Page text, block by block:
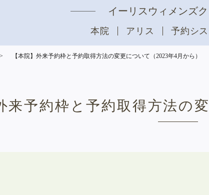
イーリスウィメンズ
本院 アリス 予約シ
【本院】外来予約枠と予約取得方法の変更について（2023年4月から）
来予約枠と予約取得方法の